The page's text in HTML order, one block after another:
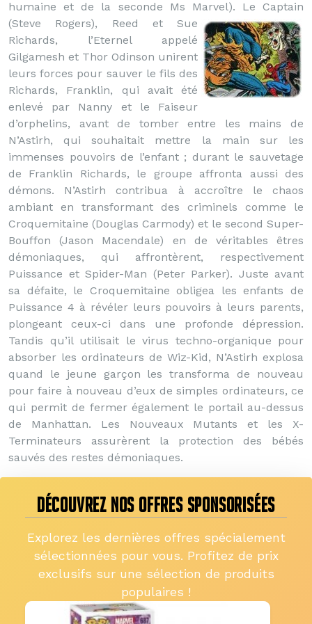
humaine et de la seconde Ms Marvel). Le Captain
(Steve Rogers), Reed et Sue
Richards, l’Eternel appelé
Gilgamesh et Thor Odinson unirent
leurs forces pour sauver le fils des
Richards, Franklin, qui avait été
enlevé par Nanny et le Faiseur
d’orphelins, avant de tomber entre les mains de
N’Astirh, qui souhaitait mettre la main sur les
immenses pouvoirs de l’enfant ; durant le sauvetage
de Franklin Richards, le groupe affronta aussi des
démons. N’Astirh contribua à accroître le chaos
ambiant en transformant des criminels comme le
Croquemitaine (Douglas Carmody) et le second Super-
Bouffon (Jason Macendale) en de véritables êtres
démoniaques, qui affrontèrent, respectivement
Puissance et Spider-Man (Peter Parker). Juste avant
sa défaite, le Croquemitaine obligea les enfants de
Puissance 4 à révéler leurs pouvoirs à leurs parents,
plongeant ceux-ci dans une profonde dépression.
Tandis qu’il utilisait le virus techno-organique pour
absorber les ordinateurs de Wiz-Kid, N’Astirh explosa
quand le jeune garçon les transforma de nouveau
pour faire à nouveau d’eux de simples ordinateurs, ce
qui permit de fermer également le portail au-dessus
de Manhattan. Les Nouveaux Mutants et les X-
Terminateurs assurèrent la protection des bébés
sauvés des restes démoniaques.
DÉCOUVREZ NOS OFFRES SPONSORISÉES
Explorez les dernières offres spécialement
sélectionnées pour vous. Profitez de prix
exclusifs sur une sélection de produits
populaires !